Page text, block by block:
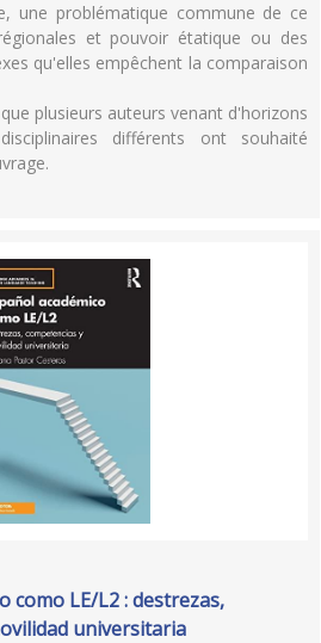
une problématique commune de ce
et pouvoir étatique ou des
qu'elles empêchent la comparaison
plusieurs auteurs venant d'horizons
différents ont souhaité
como LE/L2 : destrezas,
universitaria